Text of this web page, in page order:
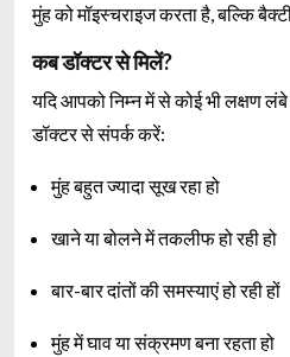
मुंह को मॉइस्चराइज करता है, बल्कि
कब डॉक्टर से मिलें?
यदि आपको निम्न में से कोई भी लक्षण
डॉक्टर से संपर्क करें:
मुंह बहुत ज्यादा सूख रहा हो
खाने या बोलने में तकलीफ हो रही हो
बार-बार दांतों की समस्याएं हो रही हों
मुंह में घाव या संक्रमण बना रहता हो